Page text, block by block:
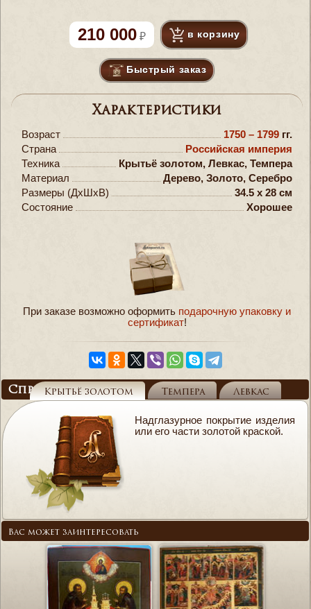
210 000 в корзину
Быстрый заказ
Характеристики
Возраст 1750 – 1799 гг.
Страна
Российская империя
Техника
Крытьё золотом, Левкас, Темпера
Материал
Дерево, Золото, Серебро
Размеры (ДxШxВ)
34.5 x 28 см
Состояние
Хорошее
При заказе возможно оформить подарочную упаковку и
сертификат!
Справочник
Крытьё золотом Темпера Левкас
Надглазурное покрытие изделия
или его части золотой краской.
Вас может заинтересовать